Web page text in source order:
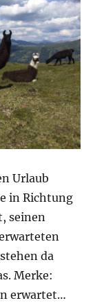
Urlaub
in Richtung
seinen
da
Merke:
erwartet…